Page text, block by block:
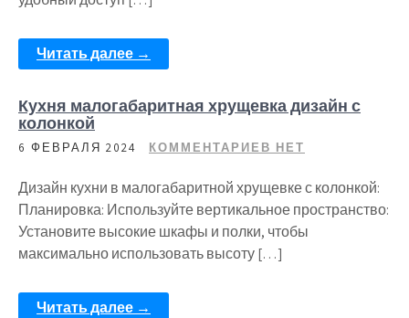
Читать далее →
Кухня малогабаритная хрущевка дизайн с
колонкой
6 ФЕВРАЛЯ 2024 КОММЕНТАРИЕВ НЕТ
Дизайн кухни в малогабаритной хрущевке с колонкой:
Планировка: Используйте вертикальное пространство:
Установите высокие шкафы и полки, чтобы
максимально использовать высоту […]
Читать далее →